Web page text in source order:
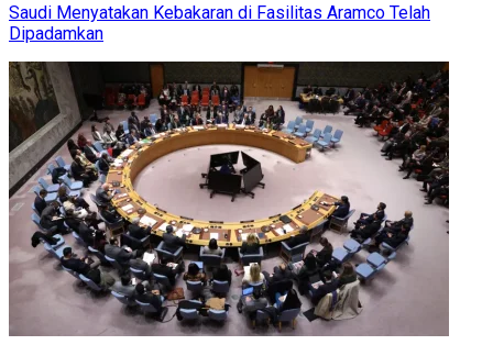
Saudi Menyatakan Kebakaran di Fasilitas Aramco Telah
Dipadamkan